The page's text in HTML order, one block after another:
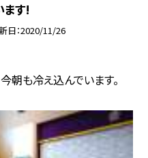
ます!
日 2020/11/26
朝も冷え込んでいます。